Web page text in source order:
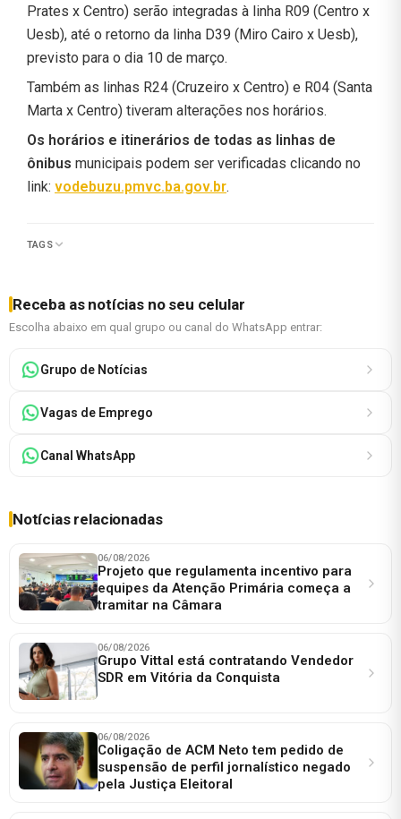
Prates x Centro) serão integradas à linha R09 (Centro x
Uesb), até o retorno da linha D39 (Miro Cairo x Uesb),
previsto para o dia 10 de março.
Também as linhas R24 (Cruzeiro x Centro) e R04 (Santa
Marta x Centro) tiveram alterações nos horários.
Os horários e itinerários de todas as linhas de
ônibus municipais podem ser verificadas clicando no
link: vodebuzu.pmvc.ba.gov.br.
TAGS
Receba as notícias no seu celular
Escolha abaixo em qual grupo ou canal do WhatsApp entrar:
Grupo de Notícias
Vagas de Emprego
Canal WhatsApp
Notícias relacionadas
06/08/2026
Projeto que regulamenta incentivo para
equipes da Atenção Primária começa a
tramitar na Câmara
06/08/2026
Grupo Vittal está contratando Vendedor
SDR em Vitória da Conquista
06/08/2026
Coligação de ACM Neto tem pedido de
suspensão de perfil jornalístico negado
pela Justiça Eleitoral